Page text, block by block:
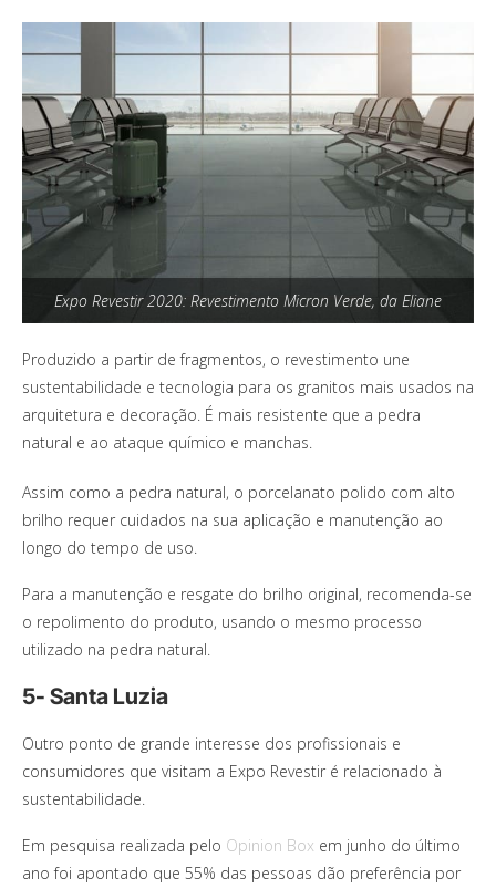
Expo Revestir 2020: Revestimento Micron Verde, da Eliane
Produzido a partir de fragmentos, o revestimento une
sustentabilidade e tecnologia para os granitos mais usados na
arquitetura e decoração. É mais resistente que a pedra
natural e ao ataque químico e manchas.
Assim como a pedra natural, o porcelanato polido com alto
brilho requer cuidados na sua aplicação e manutenção ao
longo do tempo de uso.
Para a manutenção e resgate do brilho original, recomenda-se
o repolimento do produto, usando o mesmo processo
utilizado na pedra natural.
5- Santa Luzia
Outro ponto de grande interesse dos profissionais e
consumidores que visitam a Expo Revestir é relacionado à
sustentabilidade.
Em pesquisa realizada pelo Opinion Box em junho do último
ano foi apontado que 55% das pessoas dão preferência por